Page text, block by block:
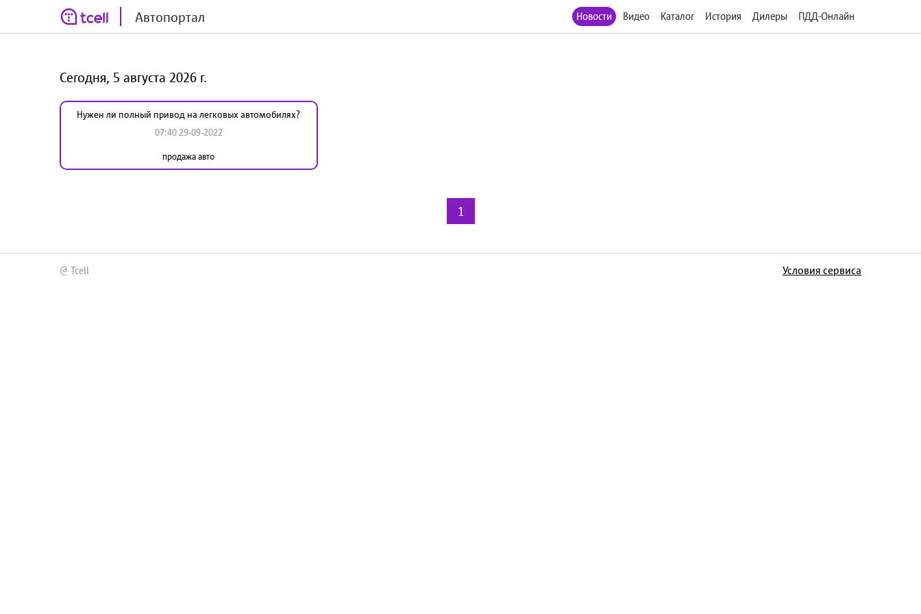
Автопортал Новости Видео Каталог История Дилеры ПДД-Онлайн
Сегодня, 5 августа 2026 г.
Нужен ли полный привод на легковых автомобилях?
07:40 29-09-2022
продажа авто
1
@ Tcell Условия сервиса